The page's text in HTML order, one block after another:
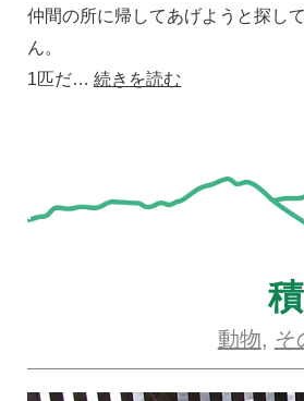
仲間の所に帰してあげようと探し
ん。
1匹だ…続きを読む
動物, そ